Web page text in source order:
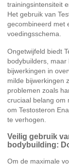
trainingsintensiteit
Het gebruik van
gecombineerd met
voedingsschema.
Ongetwijfeld biedt
bodybuilders,
bijwerkingen in
milde bijwerkingen
problemen zoals
cruciaal belang om
om Testosteron
te verhogen.
Veilig gebruik
bodybuilding:
Om de maximale